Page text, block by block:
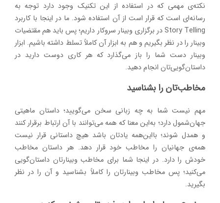
نکته‌ی مهمی که در استفاده از این تکنیک وجود دارد توجه به
رسانه‌ای است که قرار است از آن استفاده شود. ما در اینجا با کاربرد
Story Telling در برگزاری وبینار سروکار داریم؛ پس باید هم مقتضیات
وبینار را در نظر بگیریم و هم به ابزار آن کاملاً تسلط داشته باشیم. ابزار
وبینار دست شما را باز می‌گذارد که هر کاری دوست دارید در
داستان‌گویی‌تان انجام دهید.
مخاطب‌تان را بشناسید
مهم نیست شما به چه زبانی سخن می‌گویید؛ داستان ماهیتی
جهان‌شمول دارد؛ به‌این معنا که همه می‌توانند با آن ارتباط برقرار کنند
و همدل شوند؛ بااین‌همه یادتان باشد هیچ داستانی قرار نیست
همه‌ی جهانیان را مخاطب خود قرار دهد. هر داستان مخاطب
خودش را دارد. در اینجا شما برای مخاطب وبینارتان داستان‌گویی
می‌کنید؛ پس مخاطب وبینارتان را کاملاً بشناسید و آن را در نظر
بگیرید.